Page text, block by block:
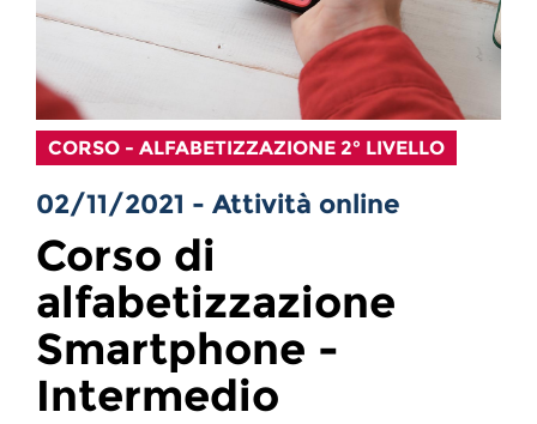
CORSO - ALFABETIZZAZIONE 2° LIVELLO
02/11/2021 - Attività online
Corso di
alfabetizzazione
Smartphone -
Intermedio